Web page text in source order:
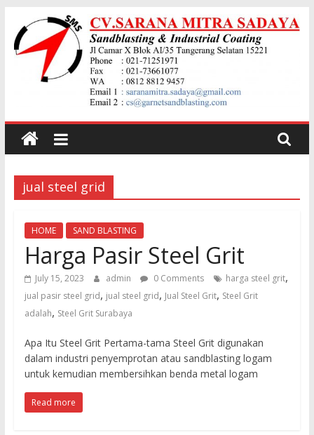
content
Jual
garnet
Sand
Blasting
Jual
Pasir
Garnet
untuk
sandblasting
dan
waterjet
jual steel grid
HOME SAND BLASTING
Harga Pasir Steel Grit
July 15, 2023 admin 0 Comments harga steel grit,
jual pasir steel grid, jual steel grid, Jual Steel Grit, Steel Grit
adalah, Steel Grit Surabaya
Apa Itu Steel Grit Pertama-tama Steel Grit digunakan
dalam industri penyemprotan atau sandblasting logam
untuk kemudian membersihkan benda metal logam
Read more